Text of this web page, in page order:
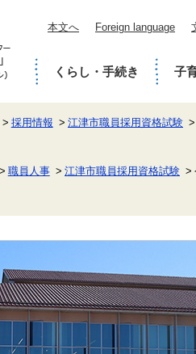
本文へ Foreign language
くらし・手続き 子
採用情報 江津市職員採用資格試験
職員人事 江津市職員採用資格試験